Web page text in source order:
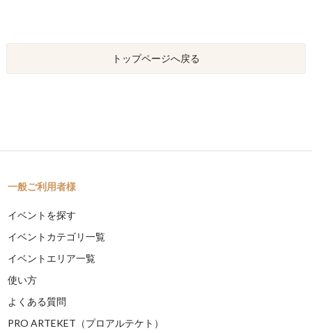
トップページへ戻る
一般ご利用者様
イベントを探す
イベントカテゴリ一覧
イベントエリア一覧
使い方
よくある質問
PRO ARTEKET（プロアルテケト）